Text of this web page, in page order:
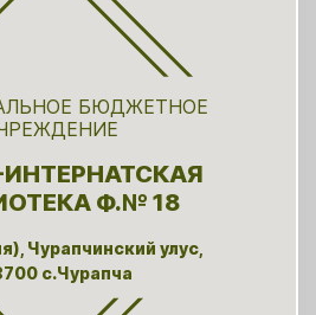
БЮДЖЕТНОЕ
Ф.№ 18
Чурапчинский улус,
с.Чурапча